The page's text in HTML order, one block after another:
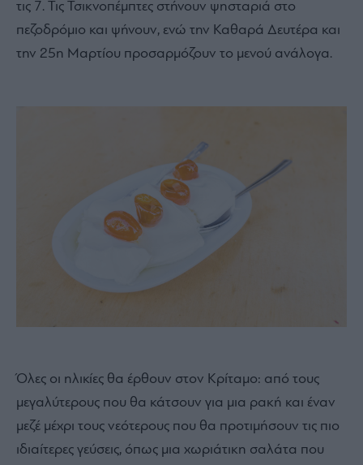
τις 7. Τις Τσικνοπέμπτες στήνουν ψησταριά στο
πεζοδρόμιο και ψήνουν, ενώ την Καθαρά Δευτέρα και
την 25η Μαρτίου προσαρμόζουν το μενού ανάλογα.
Όλες οι ηλικίες θα έρθουν στον Κρίταμο: από τους
μεγαλύτερους που θα κάτσουν για μια ρακή και έναν
μεζέ μέχρι τους νεότερους που θα προτιμήσουν τις πιο
ιδιαίτερες γεύσεις, όπως μια χωριάτικη σαλάτα που